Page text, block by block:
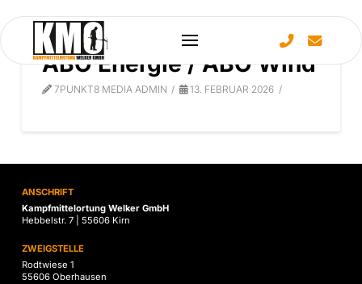
ABO Energie / ABO Wind
7PUNKT8 MEDIA ADMIN 13. FEBRUAR 2026
ANSCHRIFT
Kampfmittelortung Welker GmbH
Hebbelstr. 7 | 55606 Kirn
ZWEIGSTELLE
Rodtwiese 1
55606 Oberhausen